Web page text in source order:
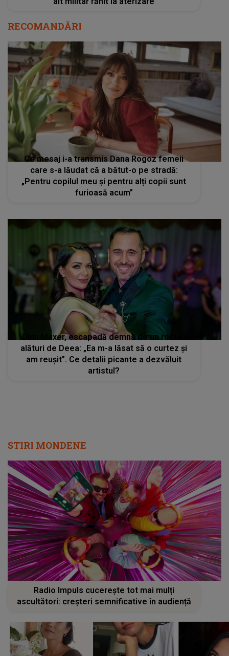
RECOMANDĂRI
Ce mesaj i-a transmis Dana Rogoz femeii
care s-a lăudat că a bătut-o pe stradă:
„Pentru copilul meu și pentru alți copii sunt
furioasă acum”
Dinu Maxer, escapadă demnă de un roman
alături de Deea: „Ea m-a lăsat să o curtez și
am reușit”. Ce detalii picante a dezvăluit
artistul?
STIRI MONDENE
Radio Impuls cucerește tot mai mulți
ascultători: creșteri semnificative în audiență